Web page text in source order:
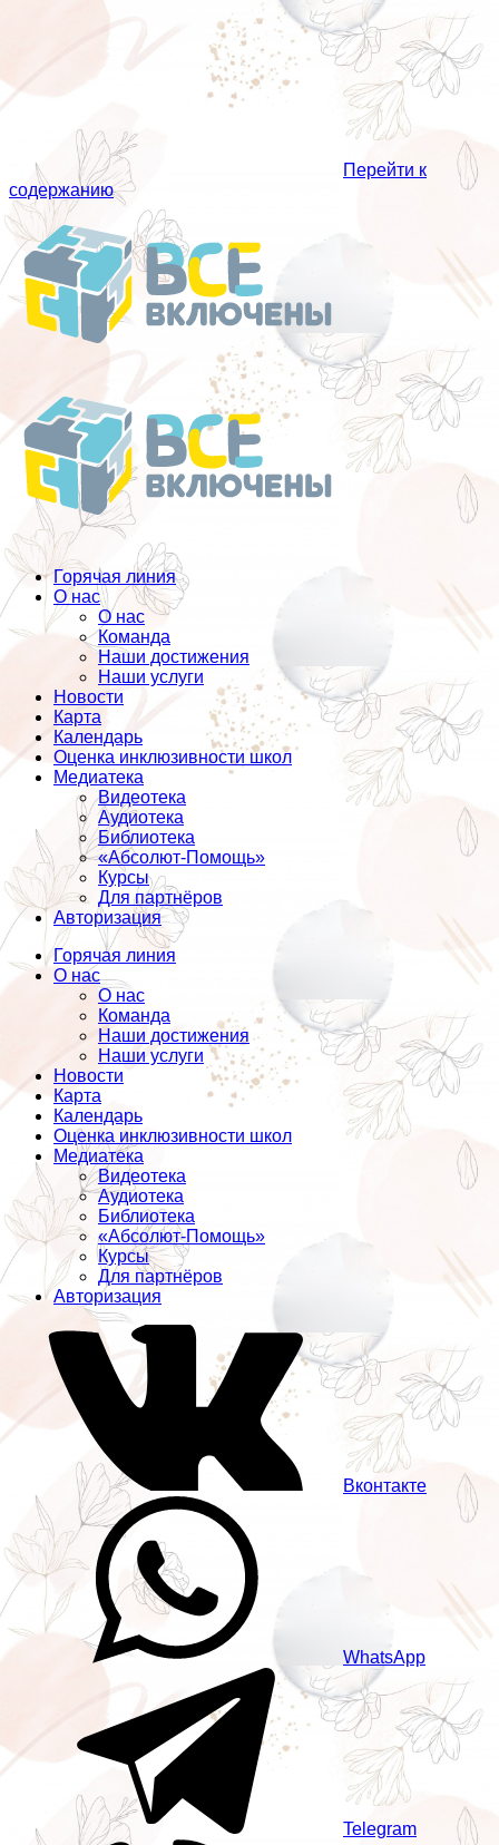
Перейти к
содержанию
Горячая линия
О нас
О нас
Команда
Наши достижения
Наши услуги
Новости
Карта
Календарь
Оценка инклюзивности школ
Медиатека
Видеотека
Аудиотека
Библиотека
«Абсолют-Помощь»
Курсы
Для партнёров
Авторизация
Горячая линия
О нас
О нас
Команда
Наши достижения
Наши услуги
Новости
Карта
Календарь
Оценка инклюзивности школ
Медиатека
Видеотека
Аудиотека
Библиотека
«Абсолют-Помощь»
Курсы
Для партнёров
Авторизация
Вконтакте
WhatsApp
Telegram